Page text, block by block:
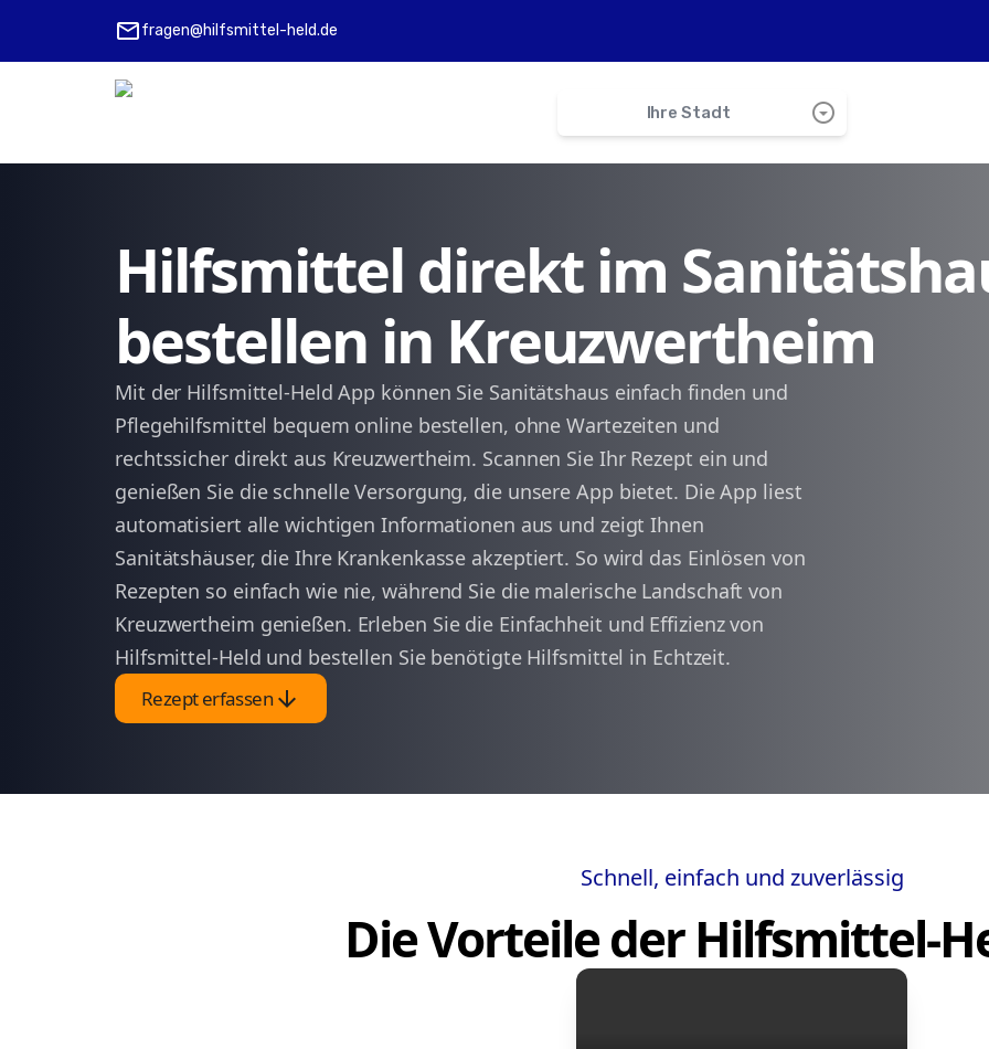
mailfragen@hilfsmittel-held.de
Ihre Stadt arrow_drop_down_circle
Wertheim
Esselbach
Triefenstein
arrow_back 1 arrow_forward
Hilfsmittel direkt im
bestellen in Kreuzwertheim
Mit der Hilfsmittel-Held App können Sie Sanitätshaus einfach finden und
Pflegehilfsmittel bequem online bestellen, ohne Wartezeiten und
rechtssicher direkt aus Kreuzwertheim. Scannen Sie Ihr Rezept ein und
genießen Sie die schnelle Versorgung, die unsere App bietet. Die App liest
automatisiert alle wichtigen Informationen aus und zeigt Ihnen
Sanitätshäuser, die Ihre Krankenkasse akzeptiert. So wird das Einlösen von
Rezepten so einfach wie nie, während Sie die malerische Landschaft von
Kreuzwertheim genießen. Erleben Sie die Einfachheit und Effizienz von
Hilfsmittel-Held und bestellen Sie benötigte Hilfsmittel in Echtzeit.
Rezept erfassenarrow_downward
Schnell, einfach und zuverlässig
Die Vorteile der Hilfsmittel-